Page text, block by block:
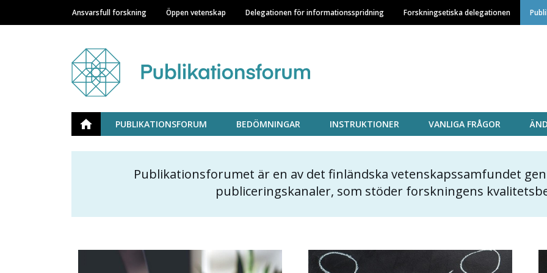
Hoppa
till
Main navigation
Ansvarsfull forskning Öppen vetenskap Delegationen för informationsspridning Forskningsetiska delegationen
Julkaisufoorumi
ETUSIVUPUBLIKATIONSFORUM BEDÖMNINGAR INSTRUKTIONER VANLIGA FRÅGOR
Publikationsforumet är en av det finländska vetenskapssamfundet
publiceringskanaler, som stöder forskningens